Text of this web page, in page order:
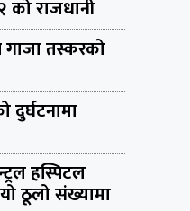
को राजधानी
गाजा तस्करको
दुर्घटनामा
हस्पिटल
ठूलो संख्यामा